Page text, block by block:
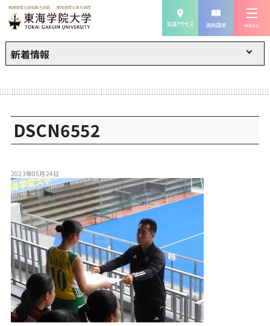
新着情報
DSCN6552
2023年05月24日